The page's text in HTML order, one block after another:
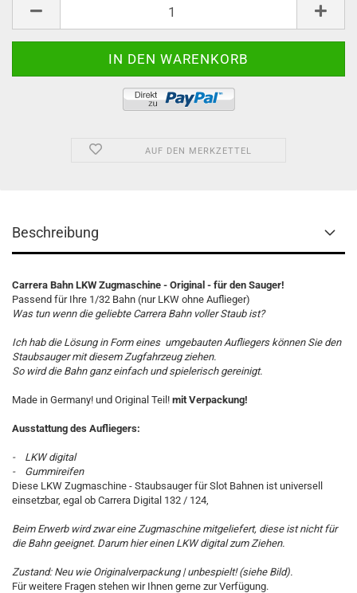
AUF DEN MERKZETTEL
Beschreibung
Carrera Bahn LKW Zugmaschine - Original - für den Sauger!
Passend für Ihre 1/32 Bahn (nur LKW ohne Auflieger)
Was tun wenn die geliebte Carrera Bahn voller Staub ist?
Ich hab die Lösung in Form eines umgebauten Aufliegers können Sie den
Staubsauger mit diesem Zugfahrzeug ziehen.
So wird die Bahn ganz einfach und spielerisch gereinigt.
Made in Germany! und Original Teil! mit Verpackung!
Ausstattung des Aufliegers:
- LKW digital
- Gummireifen
Diese LKW Zugmaschine - Staubsauger für Slot Bahnen ist universell
einsetzbar, egal ob Carrera Digital 132 / 124,
Beim Erwerb wird zwar eine Zugmaschine mitgeliefert, diese ist nicht für
die Bahn geeignet. Darum hier einen LKW digital zum Ziehen.
Zustand: Neu wie Originalverpackung | unbespielt! (siehe Bild).
Für weitere Fragen stehen wir Ihnen gerne zur Verfügung.